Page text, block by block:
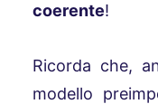
coerente!
Ricorda che,
modello